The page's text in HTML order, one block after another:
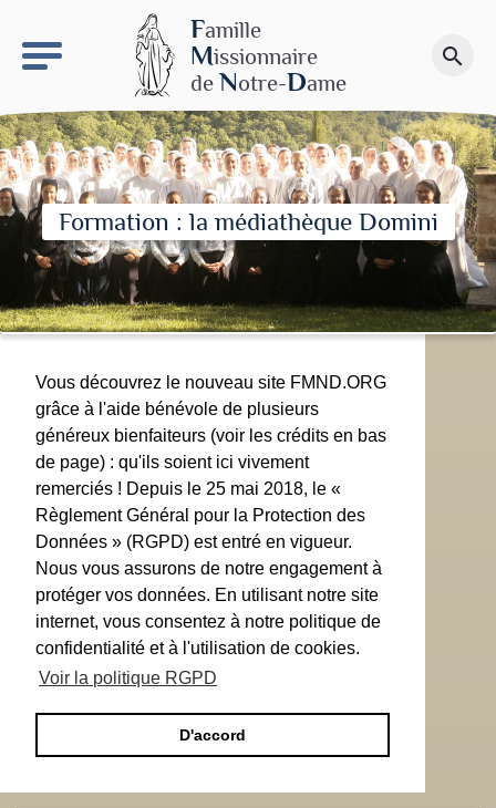
Famille
Missionnaire
de Notre-Dame
search
Faire un don
Formation : la médiathèque Domini
Vous découvrez le nouveau site FMND.ORG
grâce à l'aide bénévole de plusieurs
généreux bienfaiteurs (voir les crédits en bas
de page) : qu'ils soient ici vivement
remerciés ! Depuis le 25 mai 2018, le «
Règlement Général pour la Protection des
Données » (RGPD) est entré en vigueur.
Nous vous assurons de notre engagement à
protéger vos données. En utilisant notre site
internet, vous consentez à notre politique de
confidentialité et à l'utilisation de cookies.
Voir la politique RGPD
D'accord